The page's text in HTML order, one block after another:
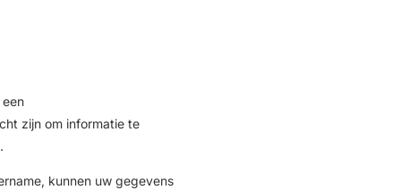
zijn om informatie te
kunnen uw gegevens